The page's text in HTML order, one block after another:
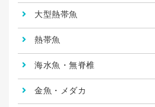
大型熱帯魚
熱帯魚
海水魚・無脊椎
金魚・メダカ